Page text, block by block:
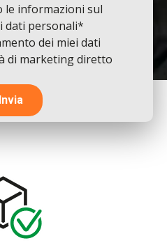
le informazioni sul
dati personali*
dei miei dati
di marketing diretto